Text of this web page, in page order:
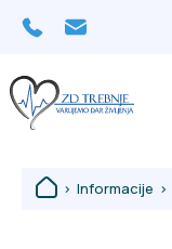
Osrednja vsebina
> Informacije >